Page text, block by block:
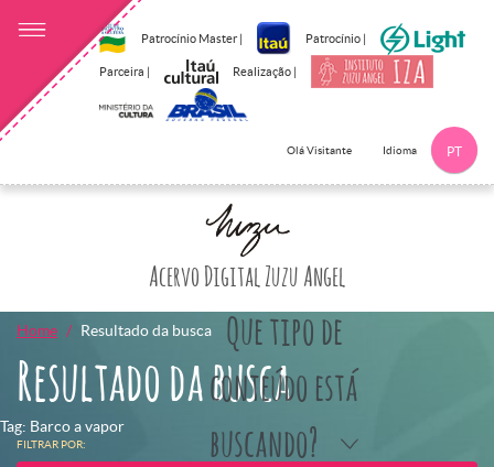
Patrocínio Master | Patrocínio |
Parceira | Realização |
Olá Visitante Idioma PT
Acervo Digital Zuzu Angel
Que tipo de
conteúdo está
buscando?
Home Resultado da busca
Resultado da busca
Tag: Barco a vapor
FILTRAR POR: